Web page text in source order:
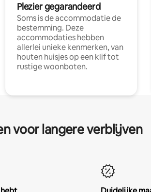
Plezier gegarandeerd
Soms is de accommodatie de
bestemming. Deze
accommodaties hebben
allerlei unieke kenmerken, van
houten huisjes op een klif tot
rustige woonboten.
voor langere verblijven